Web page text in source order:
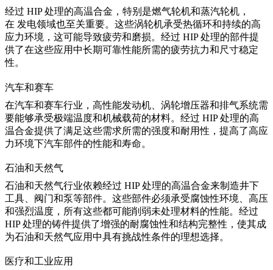
经过 HIP 处理的高温合金，特别是燃气轮机和蒸汽轮机，
在 发电领域也至关重要。这些涡轮机承受热循环和持续的高
应力环境，这可能导致疲劳和磨损。经过 HIP 处理的部件提
供了在这些应用中长期可靠性能所需的疲劳抗力和尺寸稳定
性。
汽车和赛车
在汽车和赛车行业 ，高性能发动机、涡轮增压器和排气系统需
要能够承受极端温度和机械载荷的材料。经过 HIP 处理的高
温合金提供了满足这些需求所需的强度和耐用性，提高了高应
力环境下汽车部件的性能和寿命。
石油和天然气
石油和天然气行业依赖经过 HIP 处理的高温合金来制造井下
工具 、阀门和泵等部件。这些部件必须承受腐蚀性环境、高压
和强烈温度，所有这些都可能削弱未处理材料的性能。经过
HIP 处理的铸件提供了增强的耐腐蚀性和结构完整性，使其成
为石油和天然气应用中具有挑战性条件的理想选择。
医疗和工业应用